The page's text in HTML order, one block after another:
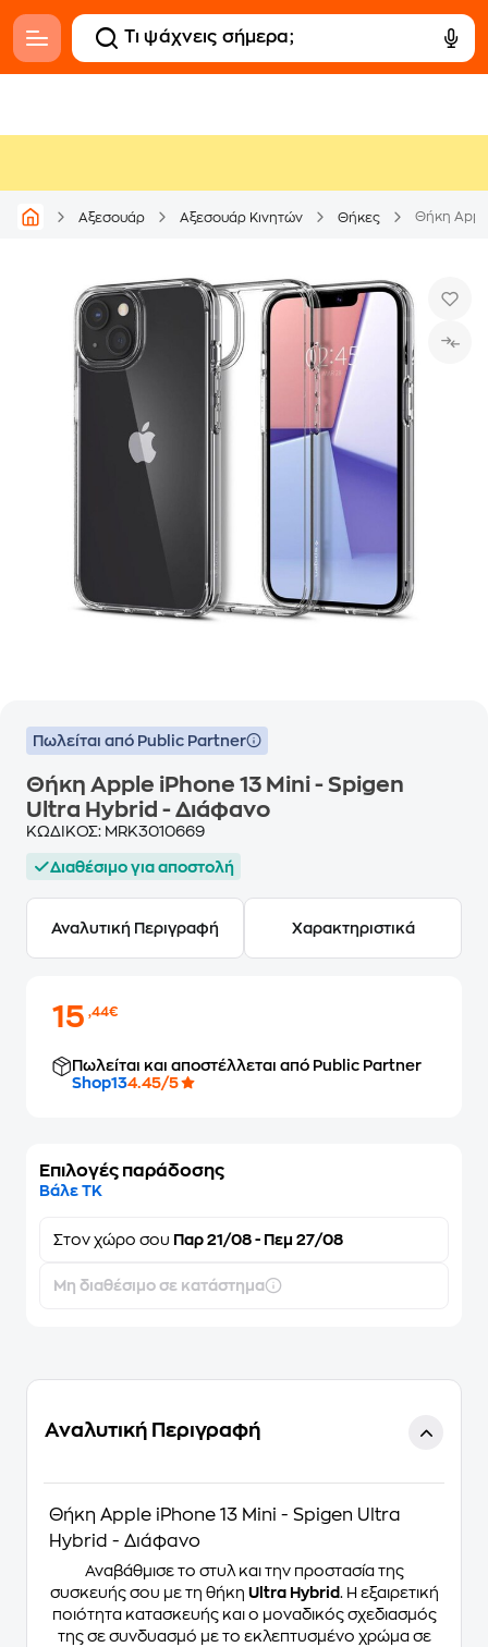
Αξεσουάρ Αξεσουάρ Κινητών Θήκες Θήκη
Πωλείται από Public Partner
Θήκη Apple iPhone 13 Mini - Spigen
Ultra Hybrid - Διάφανο
ΚΩΔΙΚΟΣ: MRK3010669
Διαθέσιμο για αποστολή
Αναλυτική Περιγραφή Χαρακτηριστικά
15,44€
Πωλείται και αποστέλλεται από Public Partner
Shop134.45/5
Επιλογές παράδοσης
Βάλε ΤΚ
Στον χώρο σου Παρ 21/08 - Πεμ 27/08
Μη διαθέσιμο σε κατάστημα
Αναλυτική Περιγραφή
Θήκη Apple iPhone 13 Mini - Spigen Ultra
Hybrid - Διάφανο
Αναβάθμισε το στυλ και την προστασία της
συσκευής σου με τη θήκη Ultra Hybrid. Η εξαιρετική
ποιότητα κατασκευής και ο μοναδικός σχεδιασμός
της σε συνδυασμό με το εκλεπτυσμένο χρώμα σε